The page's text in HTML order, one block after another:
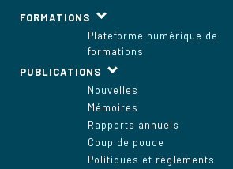
FORMATIONS
Plateforme numérique de
formations
PUBLICATIONS
Nouvelles
Mémoires
Rapports annuels
Coup de pouce
Politiques et règlements